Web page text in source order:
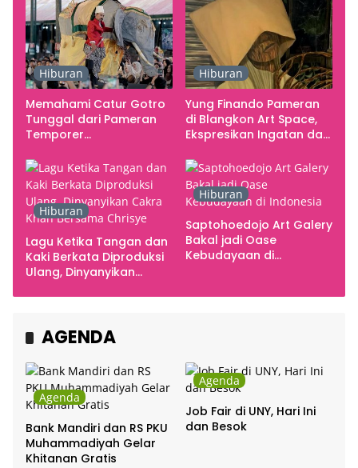
Hiburan
Memahami Catur Gotro
Tunggal dari Pameran
Temporer
Hiburan
Yung Finando Pameran
di Blangkon Art Space,
Ekspresikan Ingatan dan
Hiburan
Lagu Ketika Tangan dan
Kaki Berkata Diproduksi
Ulang, Dinyanyikan
Hiburan
Saptohoedojo Art Galery
Bakal jadi Oase
Kebudayaan di
AGENDA
Agenda
Bank Mandiri dan RS PKU
Muhammadiyah Gelar
Khitanan Gratis
Agenda
Job Fair di UNY, Hari Ini
dan Besok